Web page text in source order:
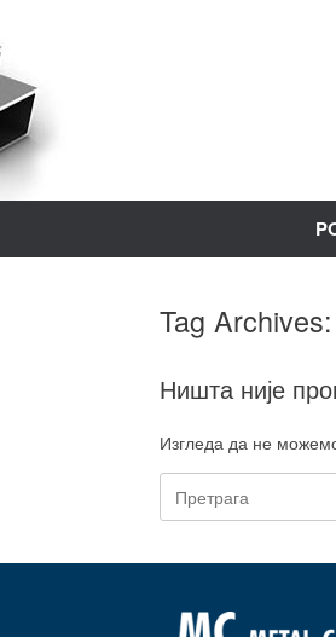
садржај
Tag Archives:
Ништа није
Изгледа да не
Претрага: